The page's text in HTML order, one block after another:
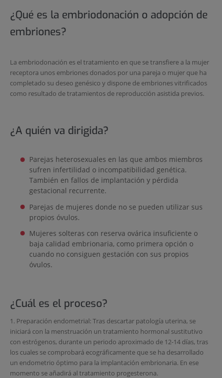
¿Qué es la embriodonación o adopción de
embriones?
La embriodonación es el tratamiento en que se transfiere a la mujer
receptora unos embriones donados por una pareja o mujer que ha
completado su deseo genésico y dispone de embriones vitrificados
como resultado de tratamientos de reproducción asistida previos.
¿A quién va dirigida?
Parejas heterosexuales en las que ambos miembros
sufren infertilidad o incompatibilidad genética.
También en fallos de implantación y pérdida
gestacional recurrente.
Parejas de mujeres donde no se pueden utilizar sus
propios óvulos.
Mujeres solteras con reserva ovárica insuficiente o
baja calidad embrionaria, como primera opción o
cuando no consiguen gestación con sus propios
óvulos.
¿Cuál es el proceso?
1. Preparación endometrial: Tras descartar patología uterina, se
iniciará con la menstruación un tratamiento hormonal sustitutivo
con estrógenos, durante un periodo aproximado de 12-14 días, tras
los cuales se comprobará ecográficamente que se ha desarrollado
un endometrio óptimo para la implantación embrionaria. En ese
momento se añadirá al tratamiento progesterona.